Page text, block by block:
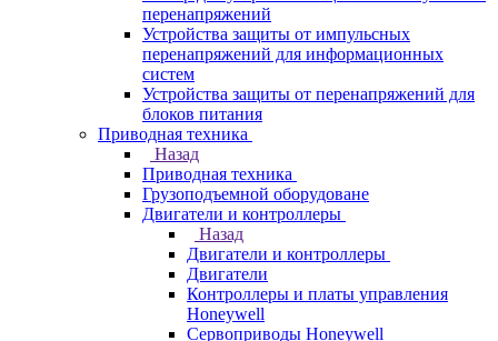
перенапряжений
Устройства защиты от импульсных
перенапряжений для информационных
систем
Устройства защиты от перенапряжений для
блоков питания
Приводная техника
Назад
Приводная техника
Грузоподъемной оборудоване
Двигатели и контроллеры
Назад
Двигатели и контроллеры
Двигатели
Контроллеры и платы управления
Honeywell
Сервоприводы Honeywell